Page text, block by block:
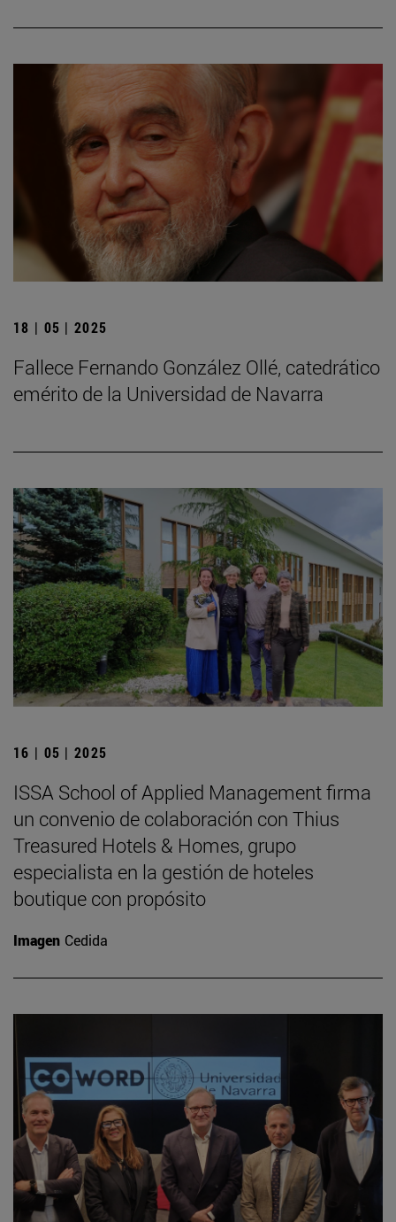
18 | 05 | 2025
Fallece Fernando González Ollé, catedrático
emérito de la Universidad de Navarra
16 | 05 | 2025
ISSA School of Applied Management firma
un convenio de colaboración con Thius
Treasured Hotels & Homes, grupo
especialista en la gestión de hoteles
boutique con propósito
Imagen Cedida